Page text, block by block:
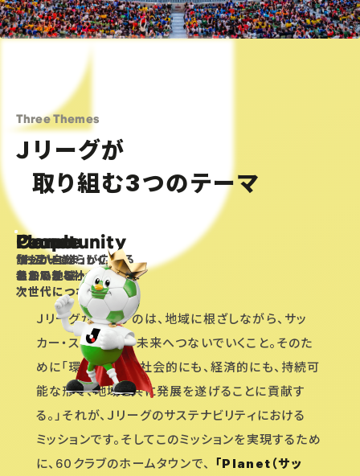
Three Themes
Ｊリーグが
取り組む3つのテーマ
Planet
サッカーの
ある風景を
次世代につなぐ
People
誰もが自分らしく
参加できる社会へ
Community
「お互いさま」が広がる
温かい地域へ
Ｊリーグが目指すのは、地域に根ざしながら、サッ
カー・スポーツを、未来へつないでいくこと。そのた
めに「環境的にも、社会的にも、経済的にも、持続可
能な形で、地域と共に発展を遂げることに貢献す
る。」それが、Ｊリーグのサステナビリティにおける
ミッションです。そしてこのミッションを実現するため
に、60クラブのホームタウンで、 「Planet（サッ